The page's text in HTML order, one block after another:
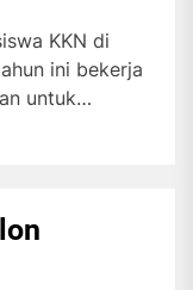
KKN di
ini bekerja
untuk